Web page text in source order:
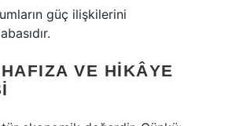
güç ilişkilerini
VE HIKÂYE